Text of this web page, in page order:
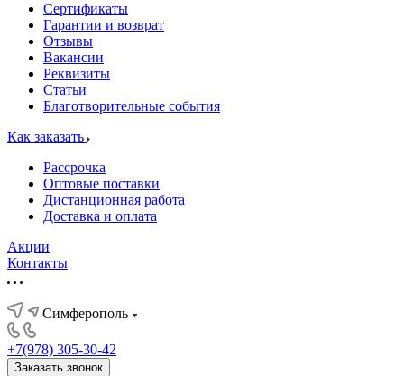
Сертификаты
Гарантии и возврат
Отзывы
Вакансии
Реквизиты
Статьи
Благотворительные события
Как заказать
Рассрочка
Оптовые поставки
Дистанционная работа
Доставка и оплата
Акции
Контакты
Симферополь
+7(978) 305-30-42
Заказать звонок